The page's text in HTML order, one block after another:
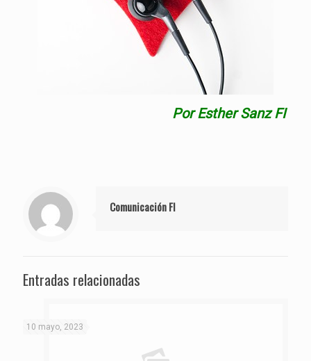
Por Esther Sanz FI
Comunicación FI
Entradas relacionadas
10 mayo, 2023